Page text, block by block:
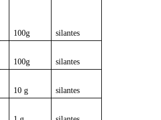
100g silantes
100g silantes
10 g silantes